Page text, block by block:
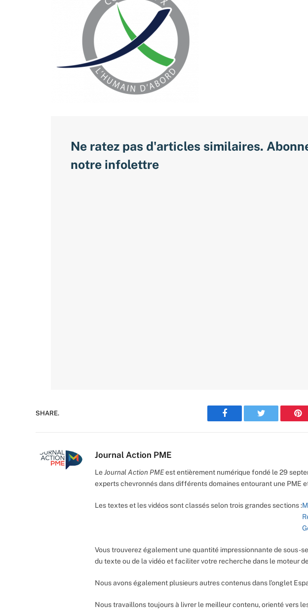
Ne ratez pas d'articles similaires.
notre infolettre
SHARE. Facebook Twitter
Journal Action PME
LeJournal Action PMEest entièrement numérique fondé le 29
experts chevronnés dans différents domaines entourant une PME
Les textes et les vidéos sont classés selon trois grandes sections :
Vous trouverez également une quantité impressionnante de sous-
du texte ou de la vidéo et faciliter votre recherche dans le moteur
Nous avons également plusieurs autres contenus dans l’onglet
Nous travaillons toujours à livrer le meilleur contenu, orienté vers